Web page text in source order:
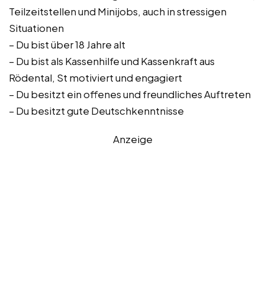
Teilzeitstellen und Minijobs, auch in stressigen
Situationen
– Du bist über 18 Jahre alt
– Du bist als Kassenhilfe und Kassenkraft aus
Rödental, St motiviert und engagiert
– Du besitzt ein offenes und freundliches Auftreten
– Du besitzt gute Deutschkenntnisse
Anzeige